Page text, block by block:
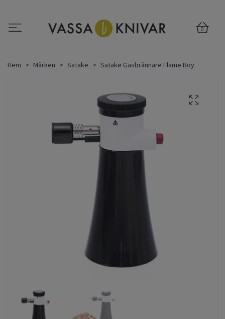
0
Hem Märken Satake Satake Gasbrännare Flame Boy